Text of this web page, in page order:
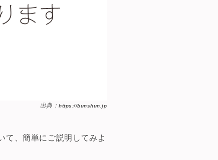
出典：https://bunshun.jp
て、簡単にご説明してみよ